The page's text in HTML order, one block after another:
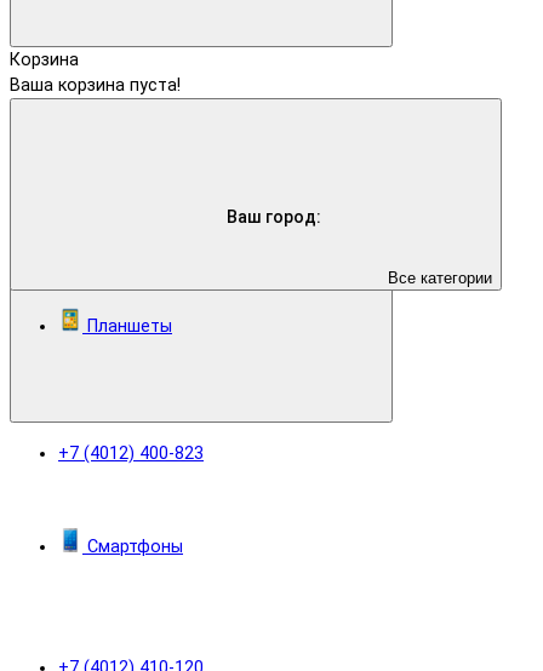
Ваш город:
+7 (4012) 400-823
Корзина
Ваша корзина пуста!
Все категории
Планшеты
Смартфоны